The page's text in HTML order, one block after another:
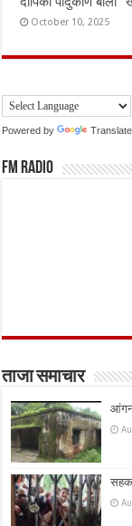
October 10, 2025
Powered by Translate
FM Radio
ताजा समाचार